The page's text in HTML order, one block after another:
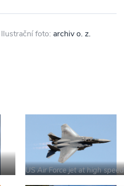
Ilustrační foto: archiv o. z.
US Air Force jet at high speed